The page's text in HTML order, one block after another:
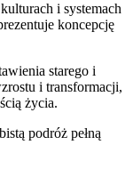
i systemach
koncepcję
starego i
i transformacji,
życia.
podróż pełną